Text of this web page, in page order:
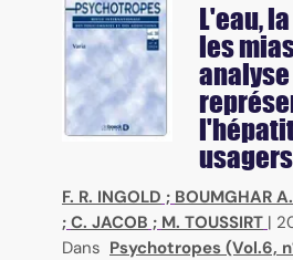
L'eau,
les
F. R. INGOLD ; BOUMGHAR A.
; C. JACOB ; M. TOUSSIRT |
Dans Psychotropes (Vol.6,